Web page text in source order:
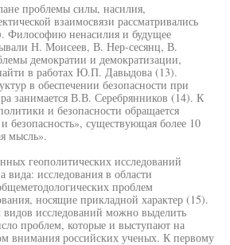
проблемы силы, насилия,
взаимосвязи рассматривались
Философию ненасилия и будущее
Н. Моисеев, В. Нер-сесянц, В.
демократии и демократизации,
в работах Ю.П. Давыдова (13).
в обеспечении безопасности при
занимается В.В. Серебрянников (14). К
и безопасности обращается
безопасность», существующая более 10
мысль».
геополитических исследований
вида: исследования в области
проблем
носящие прикладной характер (15).
исследований можно выделить
проблем, которые и выступают на
внимания российских ученых. К первому